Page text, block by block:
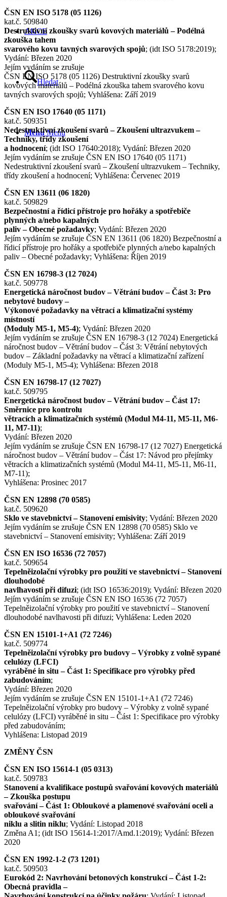
AKCE
Hledat
Menu Menu
ČSN EN ISO 5178 (05 1126)
kat.č. 509840
Destruktivní zkoušky svarů kovových materiálů – Podélná
zkouška tahem
svarového kovu tavných svarových spojů; (idt ISO 5178:2019);
Vydání: Březen 2020
Jejím vydáním se zrušuje
ČSN EN ISO 5178 (05 1126) Destruktivní zkoušky svarů
kovových materiálů – Podélná zkouška tahem svarového kovu
tavných svarových spojů; Vyhlášena: Září 2019
ČSN EN ISO 17640 (05 1171)
kat.č. 509351
Nedestruktivní zkoušení svarů – Zkoušení ultrazvukem –
Techniky, třídy zkoušení
a hodnocení; (idt ISO 17640:2018); Vydání: Březen 2020
Jejím vydáním se zrušuje ČSN EN ISO 17640 (05 1171)
Nedestruktivní zkoušení svarů – Zkoušení ultrazvukem – Techniky,
třídy zkoušení a hodnocení; Vyhlášena: Červenec 2019
ČSN EN 13611 (06 1820)
kat.č. 509829
Bezpečnostní a řídicí přístroje pro hořáky a spotřebiče
plynných a/nebo kapalných
paliv – Obecné požadavky; Vydání: Březen 2020
Jejím vydáním se zrušuje ČSN EN 13611 (06 1820) Bezpečnostní a
řídicí přístroje pro hořáky a spotřebiče plynných a/nebo kapalných
paliv – Obecné požadavky; Vyhlášena: Říjen 2019
ČSN EN 16798-3 (12 7024)
kat.č. 509778
Energetická náročnost budov – Větrání budov – Část 3: Pro
nebytové budovy –
Výkonové požadavky na větrací a klimatizační systémy
místností
(Moduly M5-1, M5-4); Vydání: Březen 2020
Jejím vydáním se zrušuje ČSN EN 16798-3 (12 7024) Energetická
náročnost budov – Větrání budov – Část 3: Větrání nebytových
budov – Základní požadavky na větrací a klimatizační zařízení
(Moduly M5-1, M5-4); Vyhlášena: Březen 2018
ČSN EN 16798-17 (12 7027)
kat.č. 509795
Energetická náročnost budov – Větrání budov – Část 17:
Směrnice pro kontrolu
větracích a klimatizačních systémů (Modul M4-11, M5-11, M6-
11, M7-11);
Vydání: Březen 2020
Jejím vydáním se zrušuje ČSN EN 16798-17 (12 7027) Energetická
náročnost budov – Větrání budov – Část 17: Návod pro přejímky
větracích a klimatizačních systémů (Modul M4-11, M5-11, M6-11,
M7-11);
Vyhlášena: Prosinec 2017
ČSN EN 12898 (70 0585)
kat.č. 509620
Sklo ve stavebnictví – Stanovení emisivity; Vydání: Březen 2020
Jejím vydáním se zrušuje ČSN EN 12898 (70 0585) Sklo ve
stavebnictví – Stanovení emisivity; Vyhlášena: Září 2019
ČSN EN ISO 16536 (72 7057)
kat.č. 509654
Tepelněizolační výrobky pro použití ve stavebnictví – Stanovení
dlouhodobé
navlhavosti při difuzi; (idt ISO 16536:2019); Vydání: Březen 2020
Jejím vydáním se zrušuje ČSN EN ISO 16536 (72 7057)
Tepelněizolační výrobky pro použití ve stavebnictví – Stanovení
dlouhodobé navlhavosti při difuzi; Vyhlášena: Leden 2020
ČSN EN 15101-1+A1 (72 7246)
kat.č. 509774
Tepelněizolační výrobky pro budovy – Výrobky z volně sypané
celulózy (LFCI)
vyráběné in situ – Část 1: Specifikace pro výrobky před
zabudováním;
Vydání: Březen 2020
Jejím vydáním se zrušuje ČSN EN 15101-1+A1 (72 7246)
Tepelněizolační výrobky pro budovy – Výrobky z volně sypané
celulózy (LFCI) vyráběné in situ – Část 1: Specifikace pro výrobky
před zabudováním;
Vyhlášena: Listopad 2019
ZMĚNY ČSN
ČSN EN ISO 15614-1 (05 0313)
kat.č. 509783
Stanovení a kvalifikace postupů svařování kovových materiálů
– Zkouška postupu
svařování – Část 1: Obloukové a plamenové svařování oceli a
obloukové svařování
niklu a slitin niklu; Vydání: Listopad 2018
Změna A1; (idt ISO 15614-1:2017/Amd.1:2019); Vydání: Březen
2020
ČSN EN 1992-1-2 (73 1201)
kat.č. 509503
Eurokód 2: Navrhování betonových konstrukcí – Část 1-2:
Obecná pravidla –